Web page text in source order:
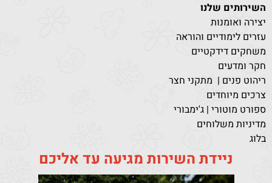
השירותים שלנו
יצירה ואומנות
עזרים לימודיים והוראה
משחקים דידקטיים
חקר ומדעים
ריהוט פנים | מתקני חצר
צרכים מיוחדים
ספורט מוטורי | ג'ימבורי
מדיניות משלוחים
בלוג
ניידת השירות מגיעה עד אליכם